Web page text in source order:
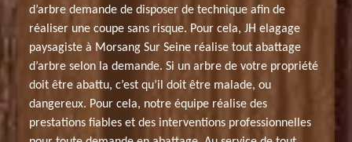
d’arbre demande de disposer de technique afin de
réaliser une coupe sans risque. Pour cela, JH elagage
paysagiste à Morsang Sur Seine réalise tout abattage
d’arbre selon la demande. Si un arbre de votre propriété
doit être abattu, c’est qu’il doit être malade, ou
dangereux. Pour cela, notre équipe réalise des
prestations fiables et des interventions professionnelles